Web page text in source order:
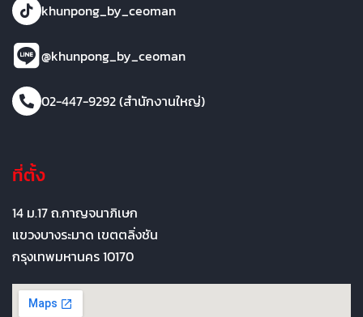
khunpong_by_ceoman
@khunpong_by_ceoman
02-447-9292 (สำนักงานใหญ่)
ที่ตั้ง
14 ม.17 ถ.กาญจนาภิเษก
แขวงบางระมาด เขตตลิ่งชัน
กรุงเทพมหานคร 10170